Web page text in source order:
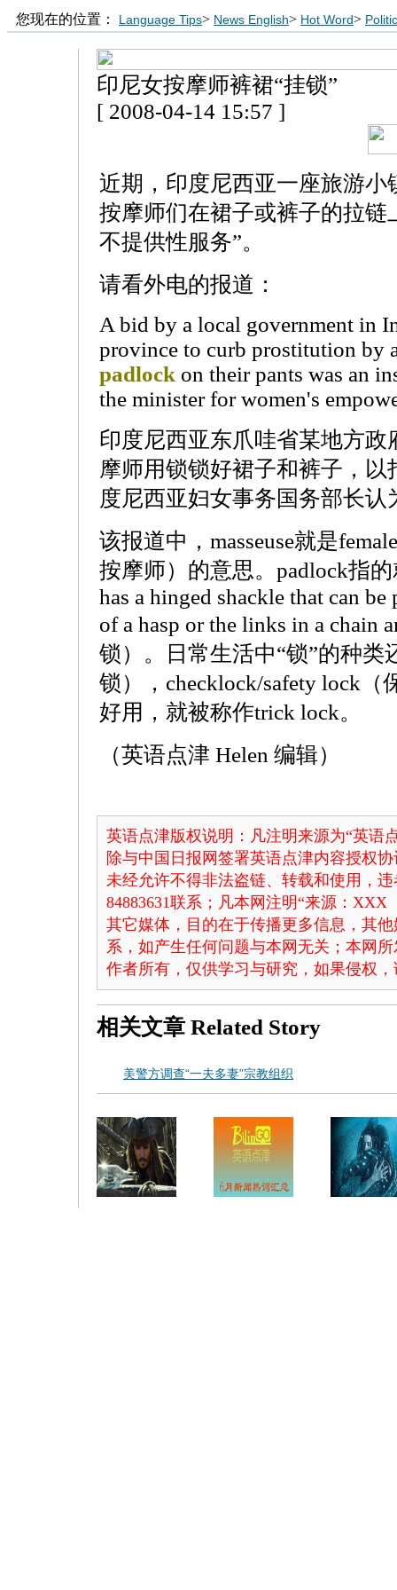
您现在的位置： Language Tips> News English> Hot Word>
印尼女按摩师裤裙“挂锁”
[ 2008-04-14 15:57 ]
近期，印度尼西亚一座旅游
按摩师们在裙子或裤子的拉链
不提供性服务”。
请看外电的报道：
A bid by a local government in
province to curb prostitution by
padlock on their pants was an
the minister for women's
印度尼西亚东爪哇省某地方
摩师用锁锁好裙子和裤子，
度尼西亚妇女事务国务部长
该报道中，masseuse就是
按摩师）的意思。padlock指的
has a hinged shackle that can be
of a hasp or the links in a chain
锁）。日常生活中“锁”的种类
锁），checklock/safety lock
好用，就被称作trick lock。
（英语点津 Helen 编辑）
英语点津版权说明：凡注明来源为“英语
除与中国日报网签署英语点津内容授权
未经允许不得非法盗链、转载和使用，
84883631联系；凡本网注明“来源：
其它媒体，目的在于传播更多信息，其
系，如产生任何问题与本网无关；本网
作者所有，仅供学习与研究，如果侵权
相关文章 Related Story
美警方调查“一夫多妻”宗教组织